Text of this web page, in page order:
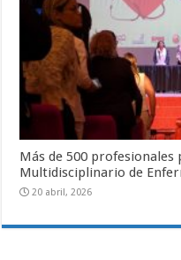
Más de 500
Multidisciplinario de
20 abril, 2026